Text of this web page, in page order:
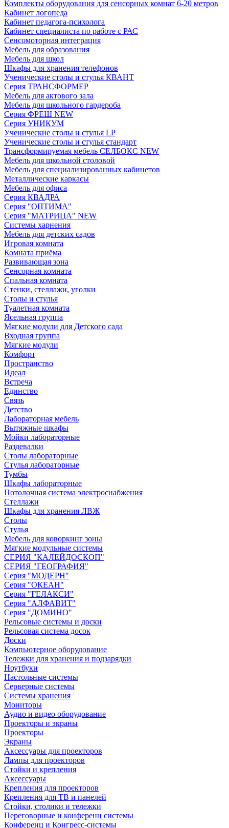
Комплекты оборудования для сенсорных комнат 6-20 метров
Кабинет логопеда
Кабинет педагога-психолога
Кабинет специалиста по работе с РАС
Сенсомоторная интеграция
Мебель для образования
Мебель для школ
Шкафы для хранения телефонов
Ученические столы и стулья КВАНТ
Серия ТРАНСФОРМЕР
Мебель для актового зала
Мебель для школьного гардероба
Серия ФРЕШ NEW
Серия УНИКУМ
Ученические столы и стулья LP
Ученические столы и стулья стандарт
Трансформируемая мебель СЕЛБОКС NEW
Мебель для школьной столовой
Мебель для специализированных кабинетов
Металлические каркасы
Мебель для офиса
Серия КВАДРА
Серия "ОПТИМА"
Серия "МАТРИЦА" NEW
Системы харнения
Мебель для детских садов
Игровая комната
Комната приёма
Развивающая зона
Сенсорная комната
Спальная комната
Стенки, стеллажи, уголки
Столы и стулья
Туалетная комната
Ясельная группа
Мягкие модули для Детского сада
Входная группа
Мягкие модули
Комфорт
Пространство
Идеал
Встреча
Единство
Связь
Детство
Лабораторная мебель
Вытяжные шкафы
Мойки лабораторные
Раздевалки
Столы лабораторные
Стулья лабораторные
Тумбы
Шкафы лабораторные
Потолочная система электроснабжения
Стеллажи
Шкафы для хранения ЛВЖ
Столы
Стулья
Мебель для коворкинг зоны
Мягкие модульные системы
СЕРИЯ "КАЛЕЙДОСКОП"
СЕРИЯ "ГЕОГРАФИЯ"
Серия "МОДЕРН"
Серия "ОКЕАН"
Серия "ГЕЛАКСИ"
Серия "АЛФАВИТ"
Серия "ДОМИНО"
Рельсовые системы и доски
Рельсовая система досок
Доски
Компьютерное оборудование
Тележки для хранения и подзарядки
Ноутбуки
Настольные системы
Серверные системы
Системы хранения
Мониторы
Аудио и видео оборудование
Проекторы и экраны
Проекторы
Экраны
Аксессуары для проекторов
Лампы для проекторов
Стойки и крепления
Аксессуары
Крепления для проекторов
Крепления для ТВ и панелей
Стойки, столики и тележки
Переговорные и конференц системы
Конференц и Конгресс-системы